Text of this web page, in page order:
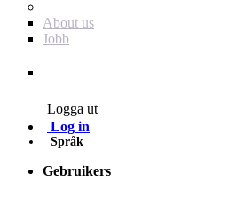
About us
Jobb
Logga ut
Log in
Språk
Gebruikers